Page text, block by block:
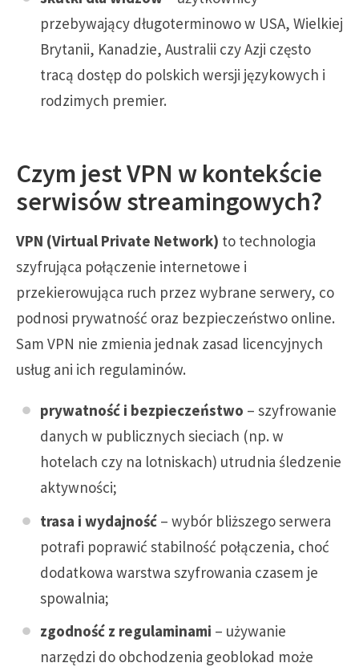
przebywający długoterminowo w USA, Wielkiej
Brytanii, Kanadzie, Australii czy Azji często
tracą dostęp do polskich wersji językowych i
rodzimych premier.
Czym jest VPN w kontekście
serwisów streamingowych?
VPN (Virtual Private Network) to technologia
szyfrująca połączenie internetowe i
przekierowująca ruch przez wybrane serwery, co
podnosi prywatność oraz bezpieczeństwo online.
Sam VPN nie zmienia jednak zasad licencyjnych
usług ani ich regulaminów.
prywatność i bezpieczeństwo – szyfrowanie
danych w publicznych sieciach (np. w
hotelach czy na lotniskach) utrudnia śledzenie
aktywności;
trasa i wydajność – wybór bliższego serwera
potrafi poprawić stabilność połączenia, choć
dodatkowa warstwa szyfrowania czasem je
spowalnia;
zgodność z regulaminami – używanie
narzędzi do obchodzenia geoblokad może